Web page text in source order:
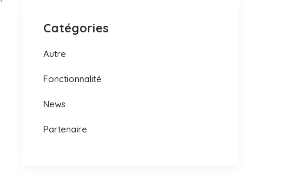
Catégories
Autre
Fonctionnalité
News
Partenaire